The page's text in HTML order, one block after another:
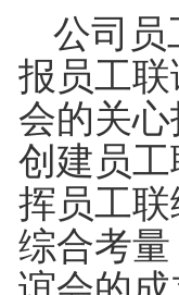
公司员
报员工
会的关
创建员
挥员工
综合考